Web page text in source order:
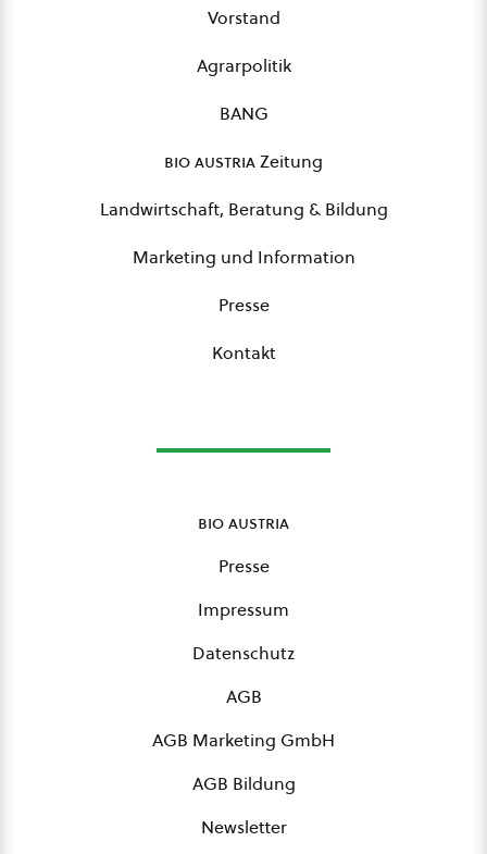
Vorstand
Agrarpolitik
BANG
bio austriaZeitung
Landwirtschaft, Beratung & Bildung
Marketing und Information
Presse
Kontakt
bio austria
Presse
Impressum
Datenschutz
AGB
AGB Marketing GmbH
AGB Bildung
Newsletter